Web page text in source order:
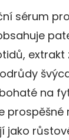
sérum
extrakt
na
prospěšné
jako